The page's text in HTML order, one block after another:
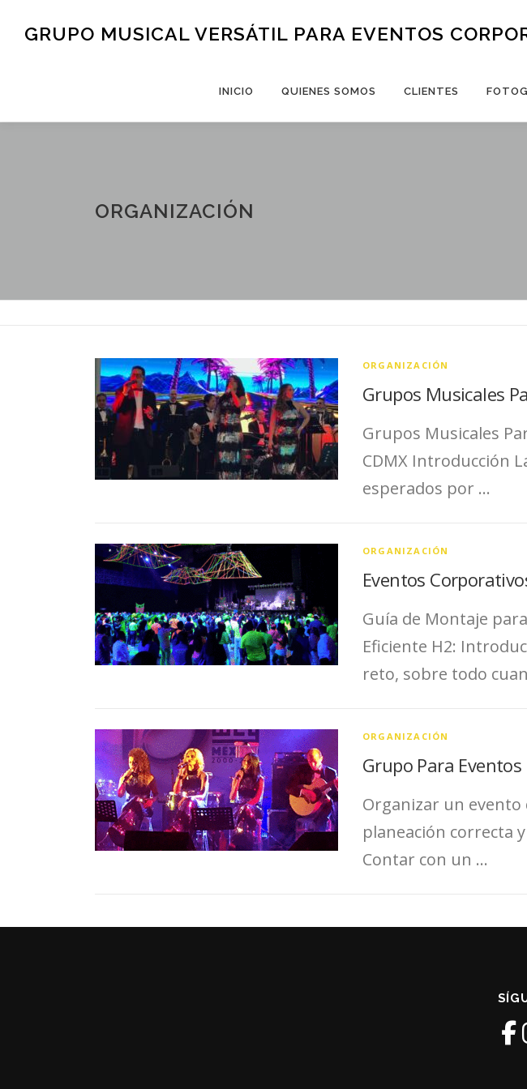
GRUPO MUSICAL VERSÁTIL PARA EVENTOS
INICIO QUIENES SOMOS CLIENTES
ORGANIZACIÓN
ORGANIZACIÓN
Grupos Musicales
Grupos Musicales
CDMX Introducción
esperados por …
ORGANIZACIÓN
Eventos
Guía de Montaje
Eficiente H2:
reto, sobre todo
ORGANIZACIÓN
Grupo Para
Organizar un evento
planeación correcta
Contar con un …